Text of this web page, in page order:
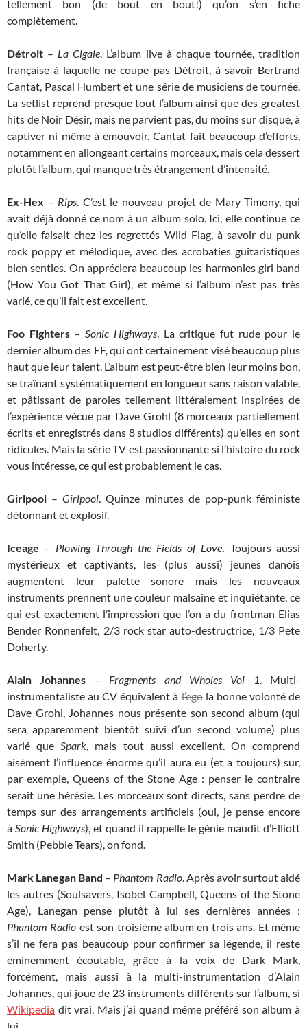
tellement bon (de bout en bout!) qu’on s’en fiche
complètement.
Détroit – La Cigale. L’album live à chaque tournée, tradition
française à laquelle ne coupe pas Détroit, à savoir Bertrand
Cantat, Pascal Humbert et une série de musiciens de tournée.
La setlist reprend presque tout l’album ainsi que des greatest
hits de Noir Désir, mais ne parvient pas, du moins sur disque, à
captiver ni même à émouvoir. Cantat fait beaucoup d’efforts,
notamment en allongeant certains morceaux, mais cela dessert
plutôt l’album, qui manque très étrangement d’intensité.
Ex-Hex – Rips. C’est le nouveau projet de Mary Timony, qui
avait déjà donné ce nom à un album solo. Ici, elle continue ce
qu’elle faisait chez les regrettés Wild Flag, à savoir du punk
rock poppy et mélodique, avec des acrobaties guitaristiques
bien senties. On appréciera beaucoup les harmonies girl band
(How You Got That Girl), et même si l’album n’est pas très
varié, ce qu’il fait est excellent.
Foo Fighters–Sonic Highways. La critique fut rude pour le
dernier album des FF, qui ont certainement visé beaucoup plus
haut que leur talent. L’album est peut-être bien leur moins bon,
se traînant systématiquement en longueur sans raison valable,
et pâtissant de paroles tellement littéralement inspirées de
l’expérience vécue par Dave Grohl (8 morceaux partiellement
écrits et enregistrés dans 8 studios différents) qu’elles en sont
ridicules. Mais la série TV est passionnante si l’histoire du rock
vous intéresse, ce qui est probablement le cas.
Girlpool –Girlpool. Quinze minutes de pop-punk féministe
détonnant et explosif.
Iceage – Plowing Through the Fields of Love. Toujours aussi
mystérieux et captivants, les (plus aussi) jeunes danois
augmentent leur palette sonore mais les nouveaux
instruments prennent une couleur malsaine et inquiétante, ce
qui est exactement l’impression que l’on a du frontman Elias
Bender Ronnenfelt, 2/3 rock star auto-destructrice, 1/3 Pete
Doherty.
Alain Johannes – Fragments and Wholes Vol 1. Multi-
instrumentaliste au CV équivalent àl’egola bonne volonté de
Dave Grohl, Johannes nous présente son second album (qui
sera apparemment bientôt suivi d’un second volume) plus
varié queSpark, mais tout aussi excellent. On comprend
aisément l’influence énorme qu’il aura eu (et a toujours) sur,
par exemple, Queens of the Stone Age : penser le contraire
serait une hérésie. Les morceaux sont directs, sans perdre de
temps sur des arrangements artificiels (oui, je pense encore
à Sonic Highways), et quand il rappelle le génie maudit d’Elliott
Smith (Pebble Tears), on fond.
Mark Lanegan Band – Phantom Radio. Après avoir surtout aidé
les autres (Soulsavers, Isobel Campbell, Queens of the Stone
Age), Lanegan pense plutôt à lui ses dernières années :
Phantom Radio est son troisième album en trois ans. Et même
s’il ne fera pas beaucoup pour confirmer sa légende, il reste
éminemment écoutable, grâce à la voix de Dark Mark,
forcément, mais aussi à la multi-instrumentation d’Alain
Johannes, qui joue de 23 instruments différents sur l’album, si
Wikipedia dit vrai. Mais j’ai quand même préféré son album à